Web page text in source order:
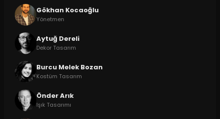
Gökhan Kocaoğlu
Yönetmen
Aytuğ Dereli
Dekor Tasarım
Burcu Melek Bozan
Kostüm Tasarım
Önder Arık
Işık Tasarımı